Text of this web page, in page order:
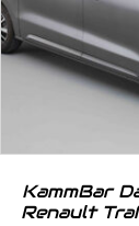
· Metall mit
· Siebdruck in
KammBar
Renault